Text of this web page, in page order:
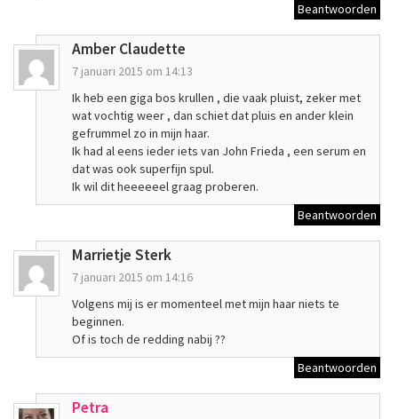
Beantwoorden
Amber Claudette
7 januari 2015 om 14:13
Ik heb een giga bos krullen , die vaak pluist, zeker met
wat vochtig weer , dan schiet dat pluis en ander klein
gefrummel zo in mijn haar.
Ik had al eens ieder iets van John Frieda , een serum en
dat was ook superfijn spul.
Ik wil dit heeeeeel graag proberen.
Beantwoorden
Marrietje Sterk
7 januari 2015 om 14:16
Volgens mij is er momenteel met mijn haar niets te
beginnen.
Of is toch de redding nabij ??
Beantwoorden
Petra